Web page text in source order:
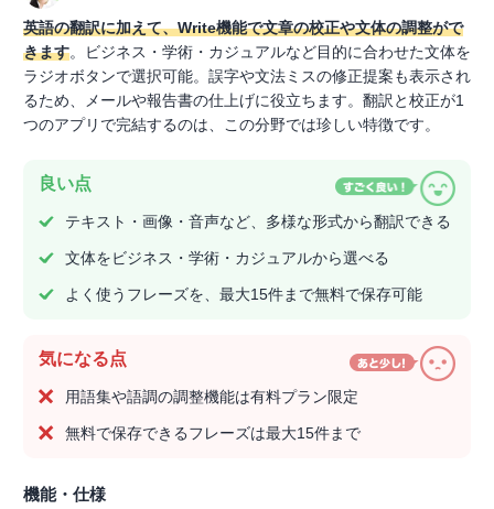
英語の翻訳に加えて、Write機能で文章の校正や文体の調整がで
きます。ビジネス・学術・カジュアルなど目的に合わせた文体を
ラジオボタンで選択可能。誤字や文法ミスの修正提案も表示され
るため、メールや報告書の仕上げに役立ちます。翻訳と校正が1
つのアプリで完結するのは、この分野では珍しい特徴です。
良い点
テキスト・画像・音声など、多様な形式から翻訳できる
文体をビジネス・学術・カジュアルから選べる
よく使うフレーズを、最大15件まで無料で保存可能
気になる点
用語集や語調の調整機能は有料プラン限定
無料で保存できるフレーズは最大15件まで
機能・仕様